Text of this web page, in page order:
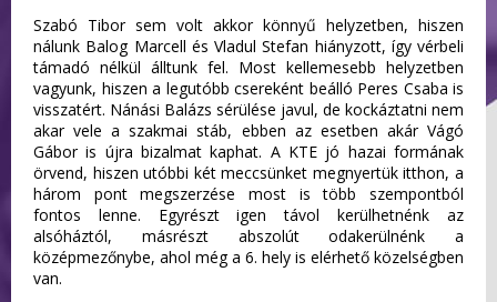
Szabó Tibor sem volt akkor könnyű helyzetben, hiszen
nálunk Balog Marcell és Vladul Stefan hiányzott, így vérbeli
támadó nélkül álltunk fel. Most kellemesebb helyzetben
vagyunk, hiszen a legutóbb csereként beálló Peres Csaba is
visszatért. Nánási Balázs sérülése javul, de kockáztatni nem
akar vele a szakmai stáb, ebben az esetben akár Vágó
Gábor is újra bizalmat kaphat. A KTE jó hazai formának
örvend, hiszen utóbbi két meccsünket megnyertük itthon, a
három pont megszerzése most is több szempontból
fontos lenne. Egyrészt igen távol kerülhetnénk az
alsóháztól, másrészt abszolút odakerülnénk a
középmezőnybe, ahol még a 6. hely is elérhető közelségben
van.